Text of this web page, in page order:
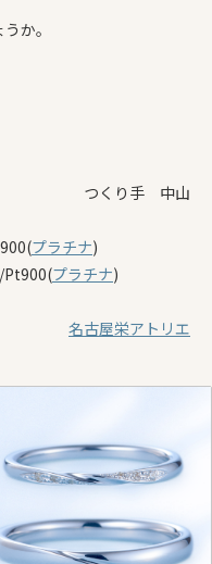
か。
つくり手 中山
プラチナ)
/Pt900(プラチナ)
名古屋栄アトリエ